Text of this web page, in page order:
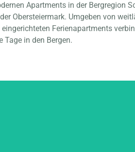
Apartments in der Bergregion
Obersteiermark. Umgeben von
Ferienapartments
Tage in den Bergen.